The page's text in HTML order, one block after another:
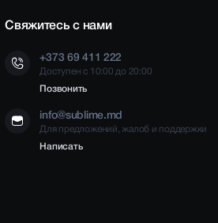
Свяжитесь с нами
+373 69 411 222
Доступен с 10:00 до 20:00
Позвонить
info@sublime.md
Для предложений, жалоб и поддержки
Написать